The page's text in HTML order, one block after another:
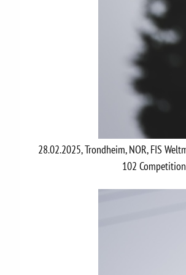
28.02.2025, Trondheim, NOR, FIS
102